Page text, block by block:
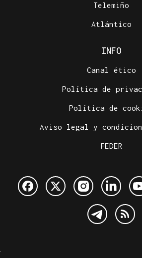
Telemiño
Atlántico
INFO
Canal ético
Política de
Política de
Aviso legal y
FEDER